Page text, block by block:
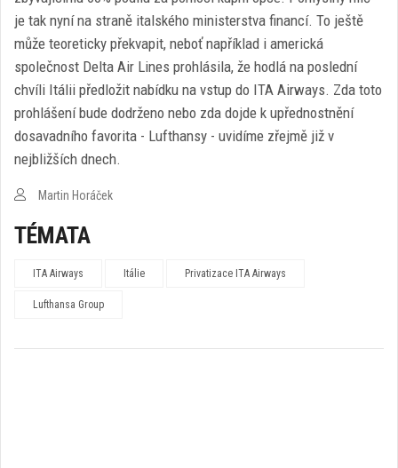
je tak nyní na straně italského ministerstva financí. To ještě
může teoreticky překvapit, neboť například i americká
společnost Delta Air Lines prohlásila, že hodlá na poslední
chvíli Itálii předložit nabídku na vstup do ITA Airways. Zda toto
prohlášení bude dodrženo nebo zda dojde k upřednostnění
dosavadního favorita - Lufthansy - uvidíme zřejmě již v
nejbližších dnech.
Martin Horáček
TÉMATA
ITA Airways Itálie Privatizace ITA Airways
Lufthansa Group